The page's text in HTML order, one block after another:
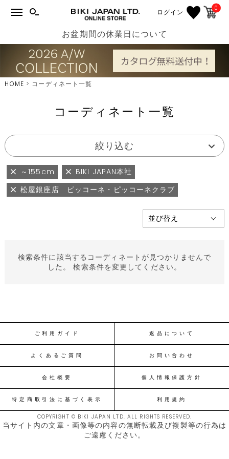
ログイン 0
お盆期間の休業日について
HOME コーディネート一覧
コーディネート一覧
絞り込む
～155cm
BIKI JAPAN本社
松屋銀座店 ピッコーネ・ピッコーネクラブ
検索条件に該当するコーディネートが見つかりませんで
した。 検索条件を変更してください。
ご利用ガイド 返品について
よくあるご質問 お問い合わせ
会社概要 個人情報保護方針
特定商取引法に基づく表示 利用規約
COPYRIGHT © BIKI JAPAN LTD. ALL RIGHTS RESERVED.
当サイト内の文章・画像等の内容の無断転載及び複製等の行為は
ご遠慮ください。